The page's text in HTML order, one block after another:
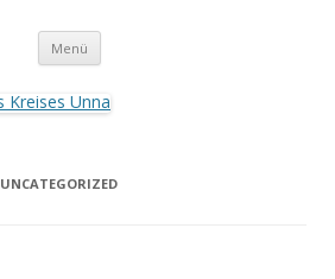
Menü Zum
springen
UNCATEGORIZED